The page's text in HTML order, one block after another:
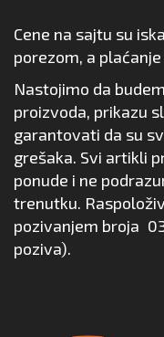
Cene na sajtu su
porezom, a
Nastojimo da
proizvoda, prikazu
garantovati da su
grešaka. Svi artikli
ponude i ne
trenutku.
pozivanjem broja
poziva).